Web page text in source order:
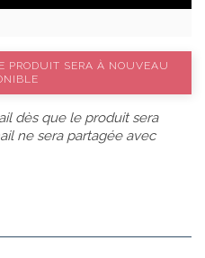
PRODUIT SERA À NOUVEAU
dès que le produit sera
ne sera partagée avec